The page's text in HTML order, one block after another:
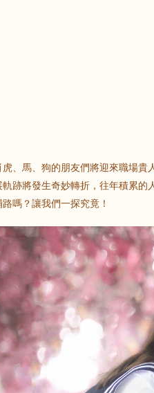
、馬、狗的朋友們將迎來職場
軌跡將發生奇妙轉折，往年積累
嗎？讓我們一探究竟！